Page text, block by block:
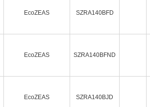
EcoZEAS SZRA140BFD
EcoZEAS SZRA140BFND
EcoZEAS SZRA140BJD